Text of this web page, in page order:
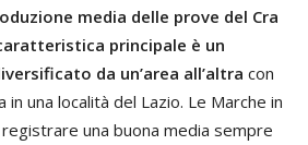
media delle prove del Cra
principale è un
da un’area all’altra con
una località del Lazio. Le Marche in
una buona media sempre